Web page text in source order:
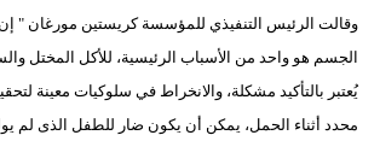
وقالت الرئيس التنفيذي للمؤسسة كريستين مورغان "
الجسم هو واحد من الأسباب الرئيسية، للأكل المختل
يُعتبر بالتأكيد مشكلة، والانخراط في سلوكيات معينة
محدد أثناء الحمل، يمكن أن يكون ضار للطفل الذى لم